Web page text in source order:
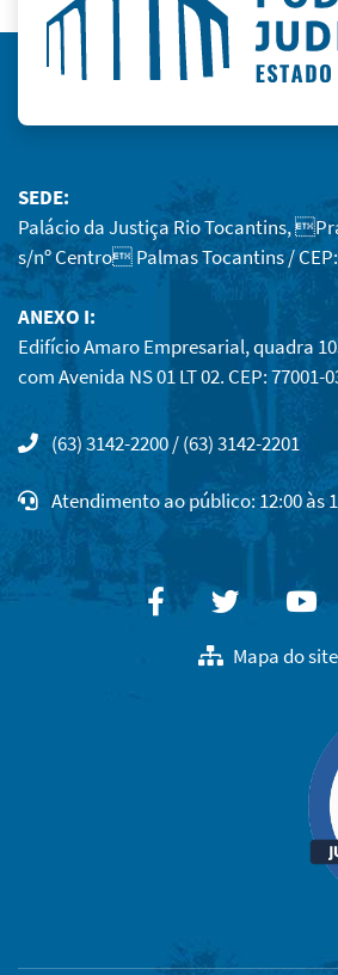
SEDE:
Palácio da Justiça Rio Tocantins,
s/nº Centro Palmas Tocantins / CEP:
ANEXO I:
Edifício Amaro Empresarial, quadra
com Avenida NS 01 LT 02. CEP: 77001-
(63) 3142-2200 / (63) 3142-2201
Atendimento ao público: 12:00 às
FacebookTwitter
Mapa do site